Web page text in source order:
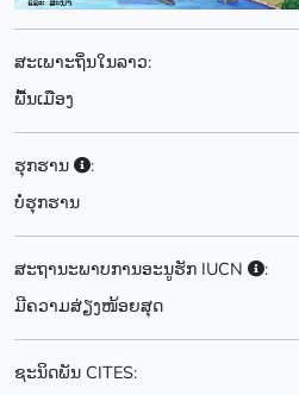
ສະເພາະຖິ່ນໃນລາວ:
ພື້ນເມືອງ
ຮຸກຮານ
:
ບໍ່ຮຸກຮານ
ສະຖານະພາບການອະນູຮັກ IUCN
:
ມີຄວາມສ່ຽງໜ້ອຍສຸດ
ຊະນິດພັນ CITES: